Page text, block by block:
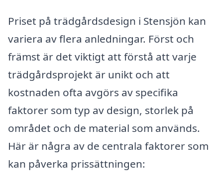
Priset på trädgårdsdesign i Stensjön kan
variera av flera anledningar. Först och
främst är det viktigt att förstå att varje
trädgårdsprojekt är unikt och att
kostnaden ofta avgörs av specifika
faktorer som typ av design, storlek på
området och de material som används.
Här är några av de centrala faktorer som
kan påverka prissättningen: